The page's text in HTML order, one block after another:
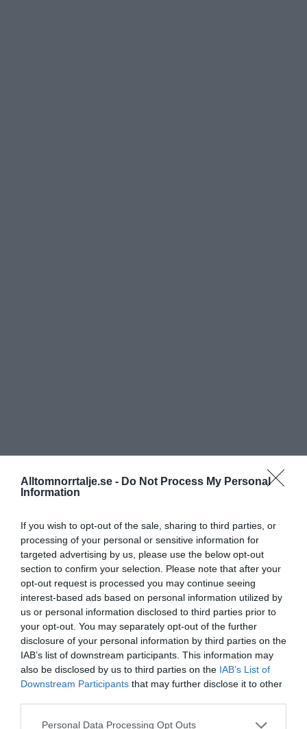
Alltomnorrtalje.se - Do Not Process My Personal
Information
If you wish to opt-out of the sale, sharing to third parties, or
processing of your personal or sensitive information for
targeted advertising by us, please use the below opt-out
section to confirm your selection. Please note that after your
opt-out request is processed you may continue seeing
interest-based ads based on personal information utilized by
us or personal information disclosed to third parties prior to
your opt-out. You may separately opt-out of the further
disclosure of your personal information by third parties on the
IAB’s list of downstream participants. This information may
also be disclosed by us to third parties on the IAB’s List of
Downstream Participants that may further disclose it to other
Personal Data Processing Opt Outs